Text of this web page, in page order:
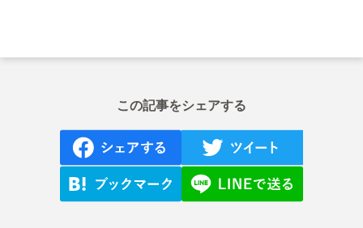
この記事をシェアする